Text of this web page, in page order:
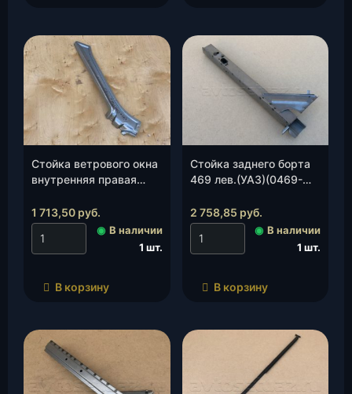
Стойка ветрового окна
внутренняя правая
5201034-00), шт.
1 713,50 руб.
◉ В наличии
1 шт.
В корзину
Стойка заднего борта
469 лев.(УАЗ)(0469-
2 758,85 руб.
◉ В наличии
1 шт.
В корзину